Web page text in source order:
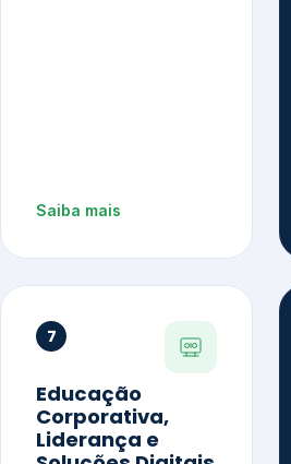
Saiba mais
7
Educação
Corporativa,
Liderança e